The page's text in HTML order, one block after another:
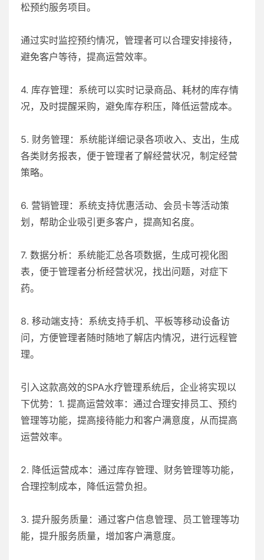
松预约服务项目。
通过实时监控预约情况，管理者可以合理安排接待，
避免客户等待，提高运营效率。
4. 库存管理：系统可以实时记录商品、耗材的库存情
况，及时提醒采购，避免库存积压，降低运营成本。
5. 财务管理：系统能详细记录各项收入、支出，生成
各类财务报表，便于管理者了解经营状况，制定经营
策略。
6. 营销管理：系统支持优惠活动、会员卡等活动策
划，帮助企业吸引更多客户，提高知名度。
7. 数据分析：系统能汇总各项数据，生成可视化图
表，便于管理者分析经营状况，找出问题，对症下
药。
8. 移动端支持：系统支持手机、平板等移动设备访
问，方便管理者随时随地了解店内情况，进行远程管
理。
引入这款高效的SPA水疗管理系统后，企业将实现以
下优势：1. 提高运营效率：通过合理安排员工、预约
管理等功能，提高接待能力和客户满意度，从而提高
运营效率。
2. 降低运营成本：通过库存管理、财务管理等功能，
合理控制成本，降低运营负担。
3. 提升服务质量：通过客户信息管理、员工管理等功
能，提升服务质量，增加客户满意度。